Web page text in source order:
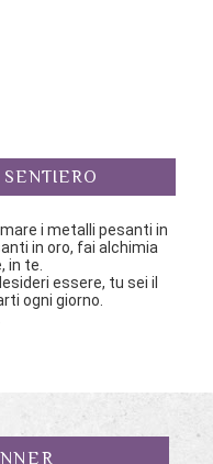
i metalli pesanti in
in oro, fai alchimia
in te.
essere, tu sei il
ogni giorno.